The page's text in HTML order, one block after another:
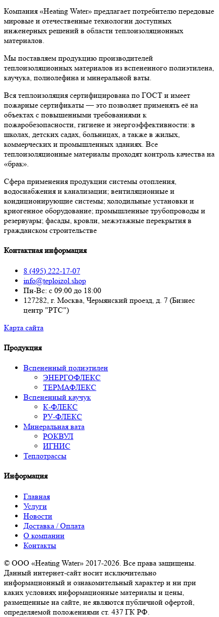
Компания «Heating Water» предлагает потребителю передовые
мировые и отечественные технологии доступных
инженерных решений в области теплоизоляционных
материалов.
Мы поставляем продукцию производителей
теплоизоляционных материалов из вспененного полиэтилена,
каучука, полиолефина и минеральной ваты.
Вся теплоизоляция сертифицирована по ГОСТ и имеет
пожарные сертификаты — это позволяет применять её на
объектах с повышенными требованиями к
пожаробезопасности, гигиене и энергоэффективности: в
школах, детских садах, больницах, а также в жилых,
коммерческих и промышленных зданиях. Все
теплоизоляционные материалы проходят контроль качества на
«брак».
Сфера применения продукции системы отопления,
водоснабжения и канализации; вентиляционные и
кондиционирующие системы; холодильные установки и
криогенное оборудование; промышленные трубопроводы и
резервуары; фасады, кровли, межэтажные перекрытия в
гражданском строительстве
Контактная информация
8 (495) 222-17-07
info@teploizol.shop
Пн-Вс: с 09:00 до 18:00
127282, г. Москва, Чермянский проезд, д. 7 (Бизнес
центр "РТС")
Карта сайта
Продукция
Вспененный полиэтилен
ЭНЕРГОФЛЕКС
ТЕРМАФЛЕКС
Вспененный каучук
К-ФЛЕКС
РУ-ФЛЕКС
Минеральная вата
РОКВУЛ
ИГНИС
Теплотрассы
Информация
Главная
Услуги
Новости
Доставка / Оплата
О компании
Контакты
© ООО «Heating Water» 2017-2026. Все права защищены.
Данный интернет-сайт носит исключительно
информационный и ознакомительный характер и ни при
каких условиях информационные материалы и цены,
размещенные на сайте, не являются публичной офертой,
определяемой положениями ст. 437 ГК РФ.